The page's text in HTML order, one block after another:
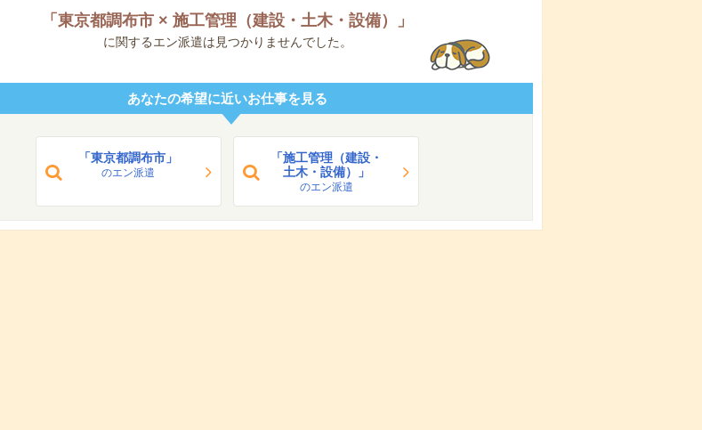
「 東京都調布市 × 施工管理（建設・土木・設備） 」
に関するエン派遣は見つかりませんでした。
あなたの希望に近いお仕事を見る
「東京都調布市」
のエン派遣
「施工管理（建設・
土木・設備）」
のエン派遣